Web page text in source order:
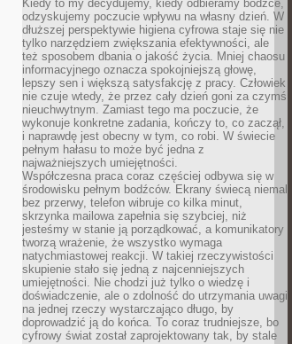
Kiedy to my decydujemy, kiedy odbieramy bodźce,
odzyskujemy poczucie wpływu na własny dzień. W
dłuższej perspektywie higiena cyfrowa staje się nie
tylko narzędziem zwiększania efektywności, ale
też sposobem dbania o jakość życia. Mniej chaosu
informacyjnego oznacza spokojniejszą głowę,
lepszy sen i większą satysfakcję z pracy. Człowiek
nie czuje wtedy, że przez cały dzień goni za czymś
nieuchwytnym. Zamiast tego ma poczucie, że
wykonuje konkretne zadania, kończy to, co zaczął,
i naprawdę jest obecny w tym, co robi. W świecie
pełnym hałasu to może być jedna z
najważniejszych umiejętności.
Współczesna praca coraz częściej odbywa się w
środowisku pełnym bodźców. Ekrany świecą niemal
bez przerwy, telefon wibruje co kilka minut,
skrzynka mailowa zapełnia się szybciej, niż
jesteśmy w stanie ją porządkować, a komunikatory
tworzą wrażenie, że wszystko wymaga
natychmiastowej reakcji. W takiej rzeczywistości
skupienie stało się jedną z najcenniejszych
umiejętności. Nie chodzi już tylko o wiedzę i
doświadczenie, ale o zdolność do utrzymania uwagi
na jednej rzeczy wystarczająco długo, by
doprowadzić ją do końca. To coraz trudniejsze, bo
cyfrowy świat został zaprojektowany tak, by stale